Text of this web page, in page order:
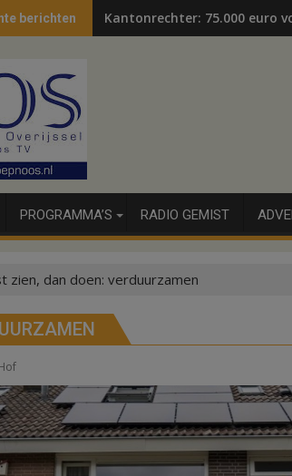
berichten Kantonrechter: 75.000 euro
PROGRAMMA’S RADIO GEMIST
zien, dan doen: verduurzamen